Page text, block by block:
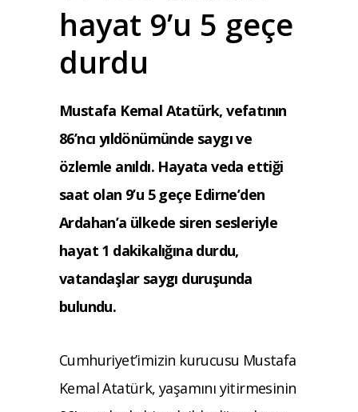
hayat 9’u 5 geçe
durdu
Mustafa Kemal Atatürk, vefatının
86’ncı yıldönümünde saygı ve
özlemle anıldı. Hayata veda ettiği
saat olan 9’u 5 geçe Edirne’den
Ardahan’a ülkede siren sesleriyle
hayat 1 dakikalığına durdu,
vatandaşlar saygı duruşunda
bulundu.
Cumhuriyet’imizin kurucusu Mustafa
Kemal Atatürk, yaşamını yitirmesinin